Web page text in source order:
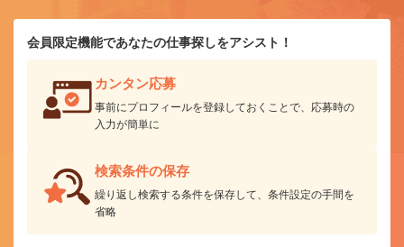
会員限定機能であなたの仕事探しをアシスト！
カンタン応募
事前にプロフィールを登録しておくことで、応募時の
入力が簡単に
検索条件の保存
繰り返し検索する条件を保存して、条件設定の手間を
省略